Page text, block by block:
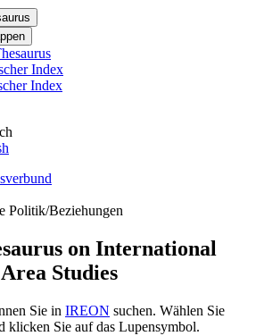
Index
Index
Politik/Beziehungen
on International
Studies
Sie in IREON suchen. Wählen Sie
klicken Sie auf das Lupensymbol.